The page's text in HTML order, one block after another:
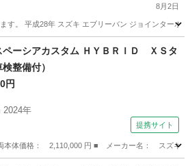
8月2日
す。 平成28年 スズキ エブリーバン ジョインター
エブリイ
ペーシアカスタム ＨＹＢＲＩＤ ＸＳタ
整備付）
円
2024年
提携サイト
本体価格： 2,110,000 円 ■ メーカー名： スズ